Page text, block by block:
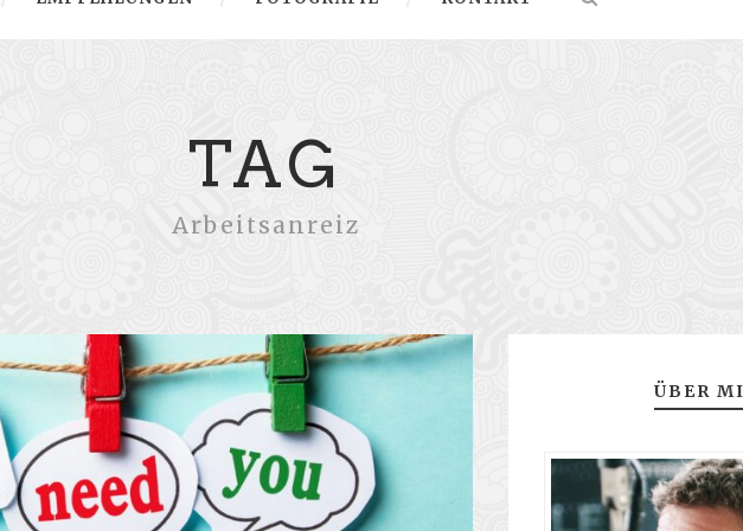
TAG
Arbeitsanreiz
ÜBER